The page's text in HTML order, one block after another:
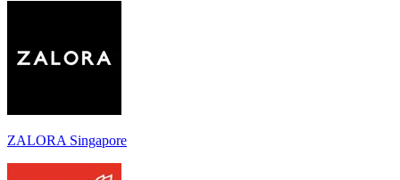
ZALORA Singapore